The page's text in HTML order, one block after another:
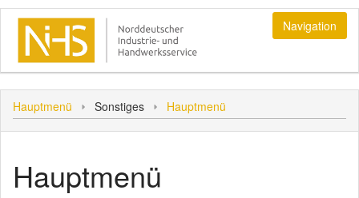
Navigation
Login
Bediener
Sonstiges
Hauptmenü Sonstiges Hauptmenü
Hauptmenü